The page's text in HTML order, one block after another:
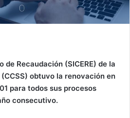
de Recaudación (SICERE) de la
obtuvo la renovación en
para todos sus procesos
consecutivo.